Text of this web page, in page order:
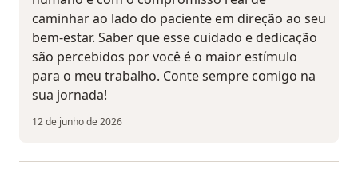
caminhar ao lado do paciente em direção ao seu
bem-estar. Saber que esse cuidado e dedicação
são percebidos por você é o maior estímulo
para o meu trabalho. Conte sempre comigo na
sua jornada!
12 de junho de 2026